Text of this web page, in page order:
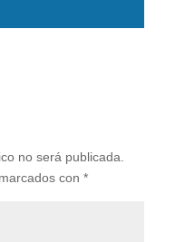
no será publicada.
con *